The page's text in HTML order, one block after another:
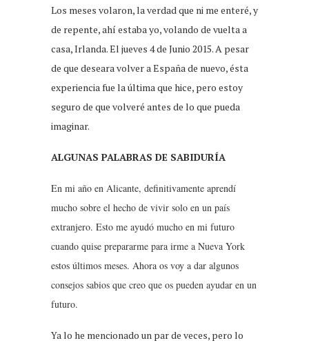
Los meses volaron, la verdad que ni me enteré, y
de repente, ahí estaba yo, volando de vuelta a
casa, Irlanda. El jueves 4 de Junio 2015. A pesar
de que deseara volver a España de nuevo, ésta
experiencia fue la última que hice, pero estoy
seguro de que volveré antes de lo que pueda
imaginar.
ALGUNAS PALABRAS DE SABIDURÍA
En mi año en Alicante, definitivamente aprendí
mucho sobre el hecho de vivir solo en un país
extranjero. Esto me ayudó mucho en mi futuro
cuando quise prepararme para irme a Nueva York
estos últimos meses. Ahora os voy a dar algunos
consejos sabios que creo que os pueden ayudar en un
futuro.
Ya lo he mencionado un par de veces, pero lo